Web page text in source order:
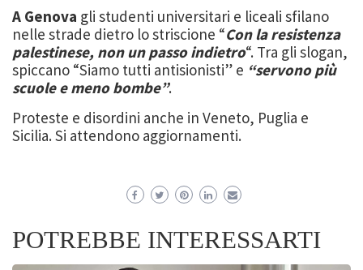
A Genova gli studenti universitari e liceali sfilano
nelle strade dietro lo striscione “Con la resistenza
palestinese, non un passo indietro“. Tra gli slogan,
spiccano “Siamo tutti antisionisti” e “servono più
scuole e meno bombe”.
Proteste e disordini anche in Veneto, Puglia e
Sicilia. Si attendono aggiornamenti.
POTREBBE INTERESSARTI